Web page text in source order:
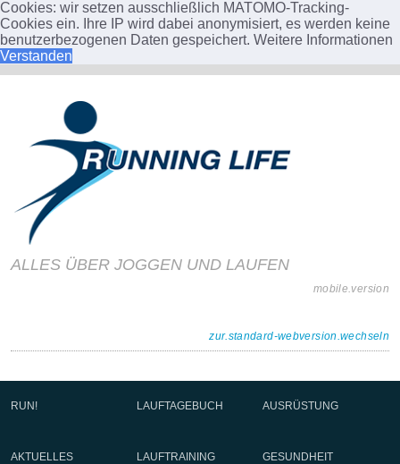
Cookies: wir setzen ausschließlich MATOMO-Tracking-
Cookies ein. Ihre IP wird dabei anonymisiert, es werden keine
benutzerbezogenen Daten gespeichert. Weitere Informationen
Verstanden
ALLES ÜBER JOGGEN UND LAUFEN
mobile.version
zur.standard-webversion.wechseln
RUN! LAUFTAGEBUCH AUSRÜSTUNG
AKTUELLES LAUFTRAINING GESUNDHEIT